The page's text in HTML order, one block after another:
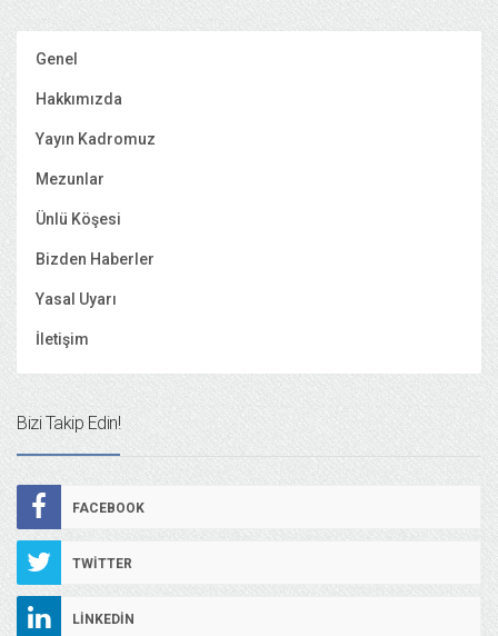
Genel
Hakkımızda
Yayın Kadromuz
Mezunlar
Ünlü Köşesi
Bizden Haberler
Yasal Uyarı
İletişim
Bizi Takip Edin!
FACEBOOK
TWITTER
LINKEDIN